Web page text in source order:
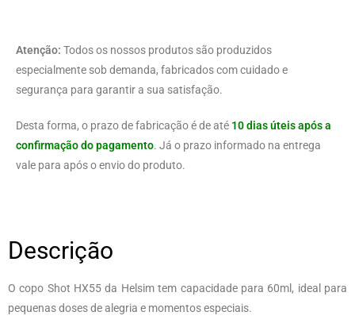
Atenção: Todos os nossos produtos são produzidos
especialmente sob demanda, fabricados com cuidado e
segurança para garantir a sua satisfação.
Desta forma, o prazo de fabricação é de até 10 dias úteis após a
confirmação do pagamento. Já o prazo informado na entrega
vale para após o envio do produto.
Descrição
O copo Shot HX55 da Helsim tem capacidade para 60ml, ideal para
pequenas doses de alegria e momentos especiais.